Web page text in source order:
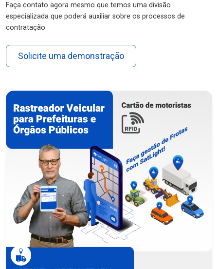
Faça contato agora mesmo que temos uma divisão
especializada que poderá auxiliar sobre os processos de
contratação.
Solicite uma demonstração